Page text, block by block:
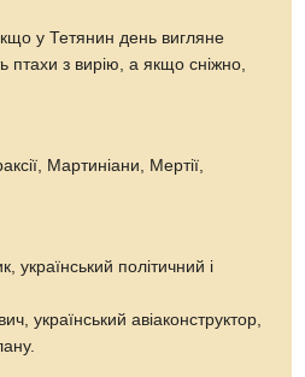
у Тетянин день вигляне
птахи з вирію, а якщо сніжно,
Мартиніани, Мертії,
політичний і
український авіаконструктор,